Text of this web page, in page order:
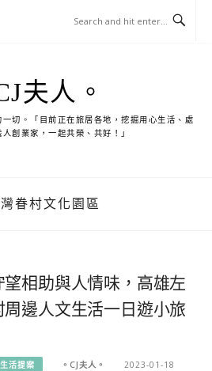
夫人。
切。「目前正在旅居各地，挖掘用心生活、處
創業家，一起共榮、共好！」
眷村文化園區
相助與人情味，高雄左
邊人文生活一日遊小旅
活提案 。CJ夫人。 2023-01-18